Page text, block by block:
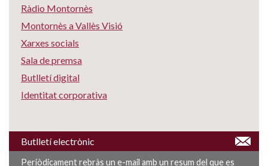
Ràdio Montornès
Montornès a Vallès Visió
Xarxes socials
Sala de premsa
Butlletí digital
Identitat corporativa
Butlletí electrònic
Periòdicament rebràs un e-mail amb un resum del que es